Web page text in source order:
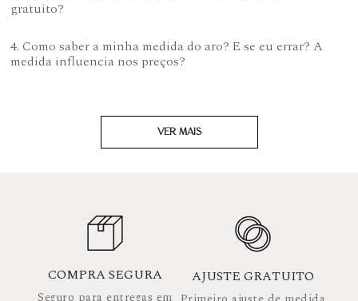
gratuito?
4. Como saber a minha medida do aro? E se eu errar? A
medida influencia nos preços?
VER MAIS
COMPRA SEGURA AJUSTE GRATUITO